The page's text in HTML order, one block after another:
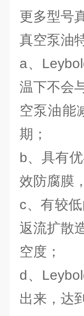
更多型号
真空泵油
a、
温下不会
空泵油能
期；
b、具有
效防腐膜
c、有较
返流扩散
空度；
d、
出来，达